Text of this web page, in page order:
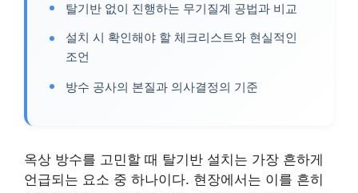
탈기반 없이 진행하는 무기질계 공법과 비교
설치 시 확인해야 할 체크리스트와 현실적인
조언
방수 공사의 본질과 의사결정의 기준
옥상 방수를 고민할 때 탈기반 설치는 가장 흔하게
언급되는 요소 중 하나이다. 현장에서는 이를 흔히